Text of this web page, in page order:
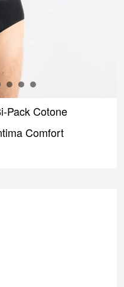
6
Pack Cotone
Comfort